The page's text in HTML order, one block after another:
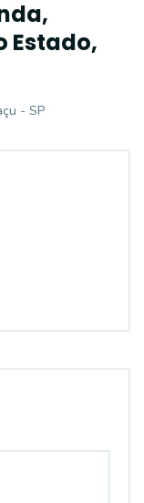
Estado,
- SP